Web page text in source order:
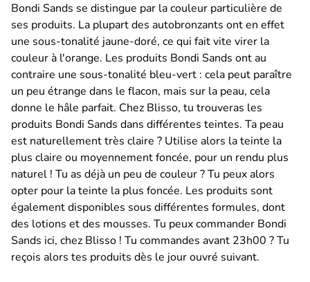
Bondi Sands se distingue par la couleur particulière de
ses produits. La plupart des autobronzants ont en effet
une sous-tonalité jaune-doré, ce qui fait vite virer la
couleur à l'orange. Les produits Bondi Sands ont au
contraire une sous-tonalité bleu-vert : cela peut paraître
un peu étrange dans le flacon, mais sur la peau, cela
donne le hâle parfait. Chez Blisso, tu trouveras les
produits Bondi Sands dans différentes teintes. Ta peau
est naturellement très claire ? Utilise alors la teinte la
plus claire ou moyennement foncée, pour un rendu plus
naturel ! Tu as déjà un peu de couleur ? Tu peux alors
opter pour la teinte la plus foncée. Les produits sont
également disponibles sous différentes formules, dont
des lotions et des mousses. Tu peux commander Bondi
Sands ici, chez Blisso ! Tu commandes avant 23h00 ? Tu
reçois alors tes produits dès le jour ouvré suivant.